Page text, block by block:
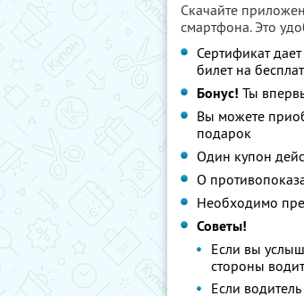
Скачайте
смартфона. Это
Сертификат
билет на
Бонус! Ты
Вы можете
подарок
Один купон
О
Необходимо
Советы!
Если вы
стороны
Если